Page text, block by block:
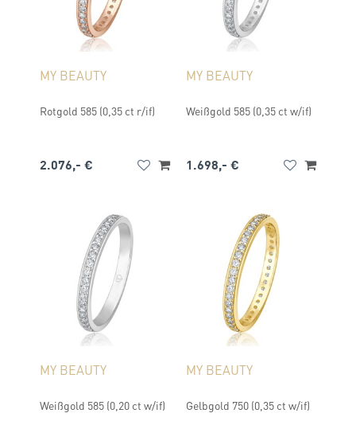
MY BEAUTY
Rotgold 585 (0,35 ct r/if)
2.076,- €
MY BEAUTY
Weißgold 585 (0,35 ct w/if)
1.698,- €
MY BEAUTY
Weißgold 585 (0,20 ct w/if)
MY BEAUTY
Gelbgold 750 (0,35 ct w/if)